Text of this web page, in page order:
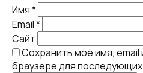
Имя*
Email*
Сайт
Сохранить моё имя, email
браузере для